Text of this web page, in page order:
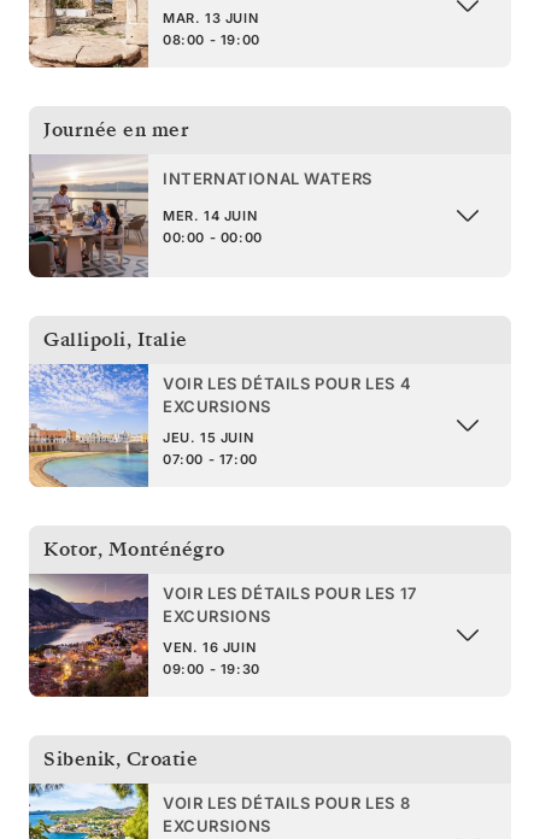
MAR. 13 JUIN
08:00 - 19:00
Journée en mer
INTERNATIONAL WATERS
MER. 14 JUIN
00:00 - 00:00
Gallipoli, Italie
VOIR LES DÉTAILS POUR LES 4
EXCURSIONS
JEU. 15 JUIN
07:00 - 17:00
Kotor, Monténégro
VOIR LES DÉTAILS POUR LES 17
EXCURSIONS
VEN. 16 JUIN
09:00 - 19:30
Sibenik, Croatie
VOIR LES DÉTAILS POUR LES 8
EXCURSIONS